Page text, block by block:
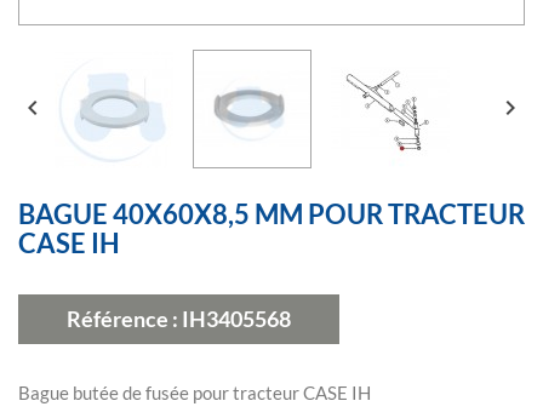
 
BAGUE 40X60X8,5 MM POUR TRACTEUR
CASE IH
Référence : IH3405568
Bague butée de fusée pour tracteur CASE IH